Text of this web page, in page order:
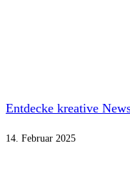
Entdecke kreative
14. Februar 2025